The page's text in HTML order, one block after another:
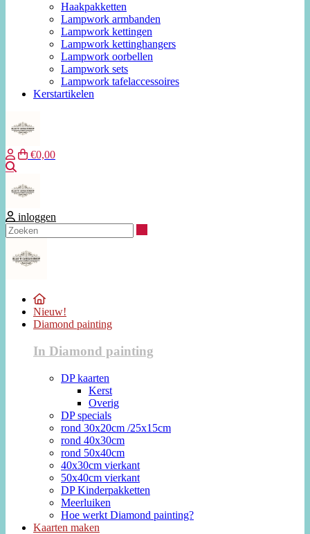
Haakpakketten
Lampwork armbanden
Lampwork kettingen
Lampwork kettinghangers
Lampwork oorbellen
Lampwork sets
Lampwork tafelaccessoires
Kerstartikelen
€0,00
inloggen
Nieuw!
Diamond painting
In Diamond painting
DP kaarten
Kerst
Overig
DP specials
rond 30x20cm /25x15cm
rond 40x30cm
rond 50x40cm
40x30cm vierkant
50x40cm vierkant
DP Kinderpakketten
Meerluiken
Hoe werkt Diamond painting?
Kaarten maken